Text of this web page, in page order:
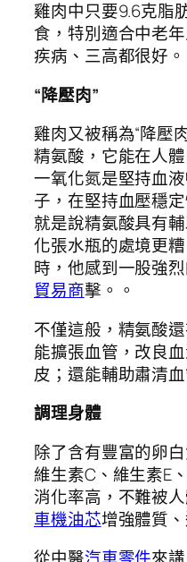
雞肉中只要9.6克脂
食，特別適合中老
疾病、三高都很好。
“降壓肉”
雞肉又被稱為“降壓
精氨酸，它能在人
一氧化氮是堅持血
子，在堅持血壓穩
就是說精氨酸具有
化張水瓶的處境更
時，他感到一股強
貿易商擊。。
不僅這般，精氨酸
能擴張血管，改良
皮；還能輔助肅清
調理身體
除了含有豐富的卵
維生素C、維生素E
消化率高，不難被
車機油芯增強體質